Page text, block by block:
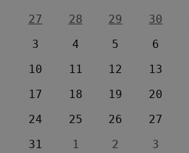
27
28 29 30
3
4 5 6
10
11 12 13
17
18 19 20
24
25 26 27
31
1 2 3